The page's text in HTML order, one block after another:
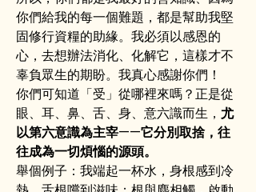
你們給我的每一個難題，都是幫助我堅
固修行資糧的助緣。我必須以感恩的
心，去想辦法消化、化解它，這樣才不
辜負眾生的期盼。我真心感謝你們！
你們可知道「受」從哪裡來嗎？正是從
眼、耳、鼻、舌、身、意六識而生， 尤
以第六意識為主宰——它分別取捨，往
往成為一切煩惱的源頭。
舉個例子：我端起一杯水，身根感到冷